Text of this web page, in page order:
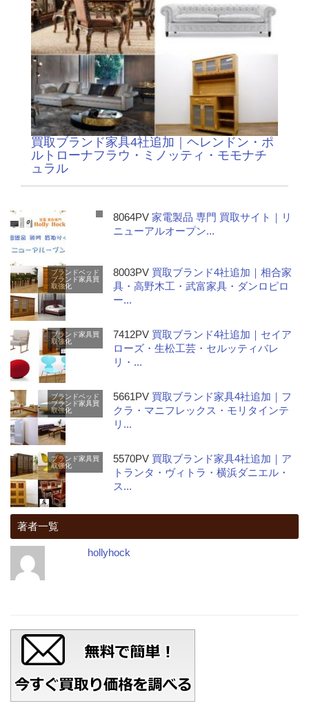
買取ブランド家具4社追加｜ヘレンドン・ポ
ルトローナフラウ・ミノッティ・モモナチ
ュラル
8064PV家電製品 専門 買取サイト｜リ
ニューアルオープン...
ブランドベッド
ブランド家具買
取強化
8003PV 買取ブランド4社追加｜相合家
具・高野木工・武富家具・ダンロピロ
ー...
ブランド家具買
取強化
7412PV 買取ブランド4社追加｜セイア
ローズ・生松工芸・セルッティバレ
リ・...
ブランドベッド
ブランド家具買
取強化
5661PV 買取ブランド家具4社追加｜フ
クラ・マニフレックス・モリタインテ
リ...
ブランド家具買
取強化
5570PV 買取ブランド家具4社追加｜ア
トランタ・ヴィトラ・横浜ダニエル・
ス...
著者一覧
hollyhock